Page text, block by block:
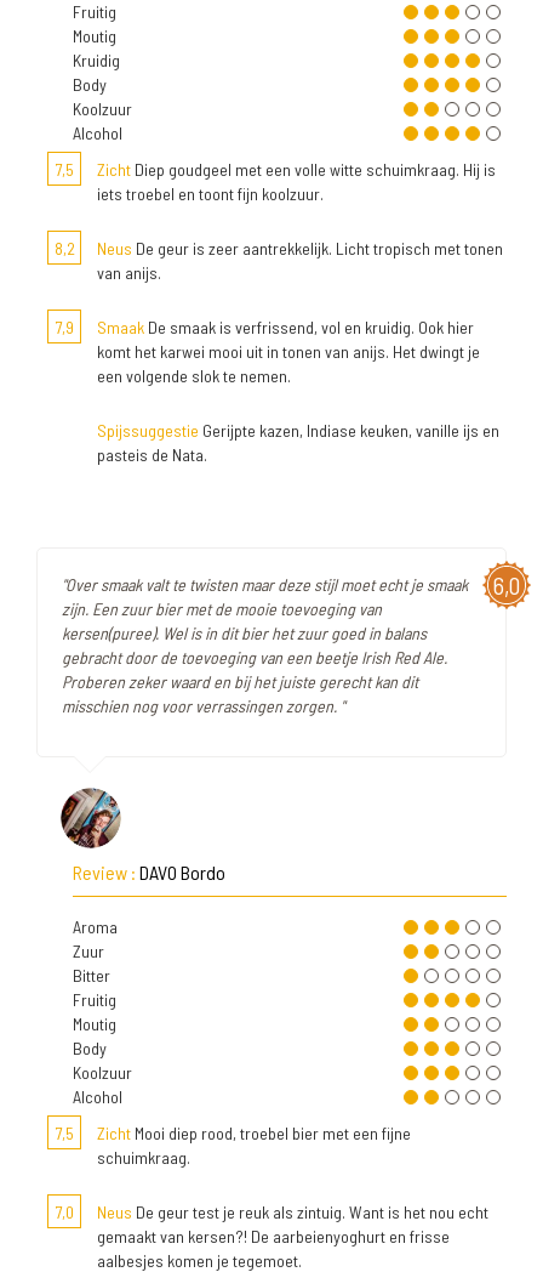
Fruitig
Moutig
Kruidig
Body
Koolzuur
Alcohol
7,5
Zicht Diep goudgeel met een volle witte schuimkraag. Hij is
iets troebel en toont fijn koolzuur.
8,2 Neus De geur is zeer aantrekkelijk. Licht tropisch met tonen
van anijs.
7,9 Smaak De smaak is verfrissend, vol en kruidig. Ook hier
komt het karwei mooi uit in tonen van anijs. Het dwingt je
een volgende slok te nemen.
Spijssuggestie Gerijpte kazen, Indiase keuken, vanille ijs en
pasteis de Nata.
6,0
"Over smaak valt te twisten maar deze stijl moet echt je smaak
zijn. Een zuur bier met de mooie toevoeging van
kersen(puree). Wel is in dit bier het zuur goed in balans
gebracht door de toevoeging van een beetje Irish Red Ale.
Proberen zeker waard en bij het juiste gerecht kan dit
misschien nog voor verrassingen zorgen. "
Review : DAVO Bordo
Aroma
Zuur
Bitter
Fruitig
Moutig
Body
Koolzuur
Alcohol
7,5
Zicht Mooi diep rood, troebel bier met een fijne
schuimkraag.
7,0 Neus De geur test je reuk als zintuig. Want is het nou echt
gemaakt van kersen?! De aarbeienyoghurt en frisse
aalbesjes komen je tegemoet.